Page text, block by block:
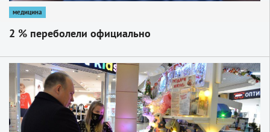
медицина
2 % переболели официально